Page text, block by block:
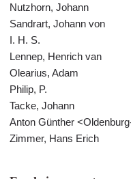
Nutzhorn, Johann
Sandrart, Johann von
I. H. S.
Lennep, Henrich van
Olearius, Adam
Philip, P.
Tacke, Johann
Anton Günther
Zimmer, Hans Erich